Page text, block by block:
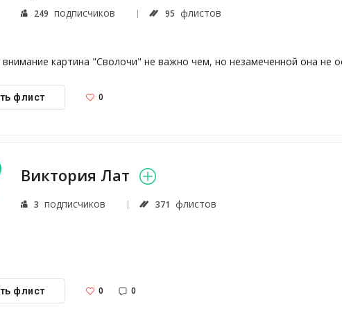
249 подписчиков 95 флистов
внимание картина "Сволочи" не важно чем, но незамеченной она не
флист 0
Виктория Лат
3 подписчиков 371 флистов
флист 0 0